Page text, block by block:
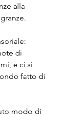
alla
di
e ci si
fatto di
modo di